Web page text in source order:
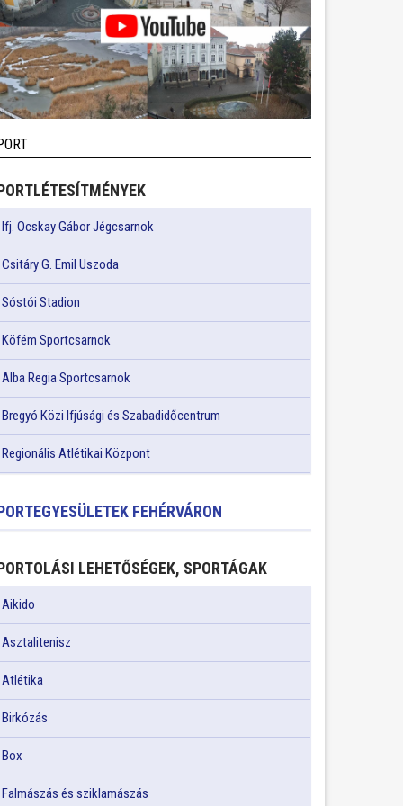
Ifj. Ocskay Gábor Jégcsarnok
Csitáry G. Emil Uszoda
Sóstói Stadion
Köfém Sportcsarnok
Alba Regia Sportcsarnok
Bregyó Közi Ifjúsági és Szabadidőcentrum
Regionális Atlétikai Központ
FEHÉRVÁRON
LEHETŐSÉGEK, SPORTÁGAK
Aikido
Asztalitenisz
Atlétika
Birkózás
Box
Falmászás és sziklamászás